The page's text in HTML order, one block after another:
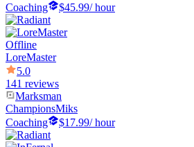
Coaching
$45.99/ hour
Offline
LoreMaster
5.0
141 reviews
Marksman
ChampionsMiks
Coaching
$17.99/ hour